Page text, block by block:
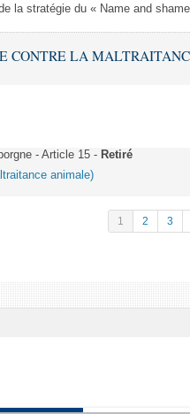
la stratégie du « Name and
CONTRE LA
- Article 15 - Retiré
animale)
1 2 3